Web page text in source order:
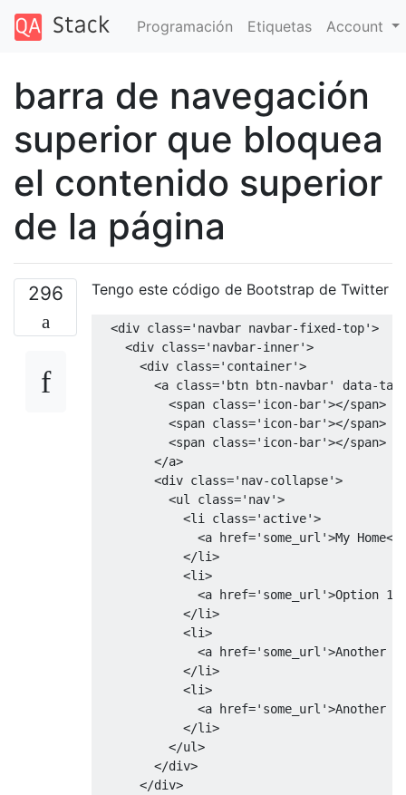
Programación Etiquetas Account
barra de navegación
superior que bloquea
el contenido superior
de la página
296 Tengo este código de Bootstrap de Twitter
<div class='navbar navbar-fixed-top'>
<div class='navbar-inner'>
<div class='container'>
<a class='btn btn-navbar'
data-
<span class='icon-bar'></span>
<span class='icon-bar'></span>
<span class='icon-bar'></span>
</a>
<div class='nav-collapse'>
<ul
class='nav'>
<li
class='active'>
<a href='some_url'>My Home</
</li>
<li>
<a href='some_url'>Option 1
</li>
<li>
<a href='some_url'>Another
</li>
<li>
<a href='some_url'>Another
</li>
</ul>
</div>
</div>